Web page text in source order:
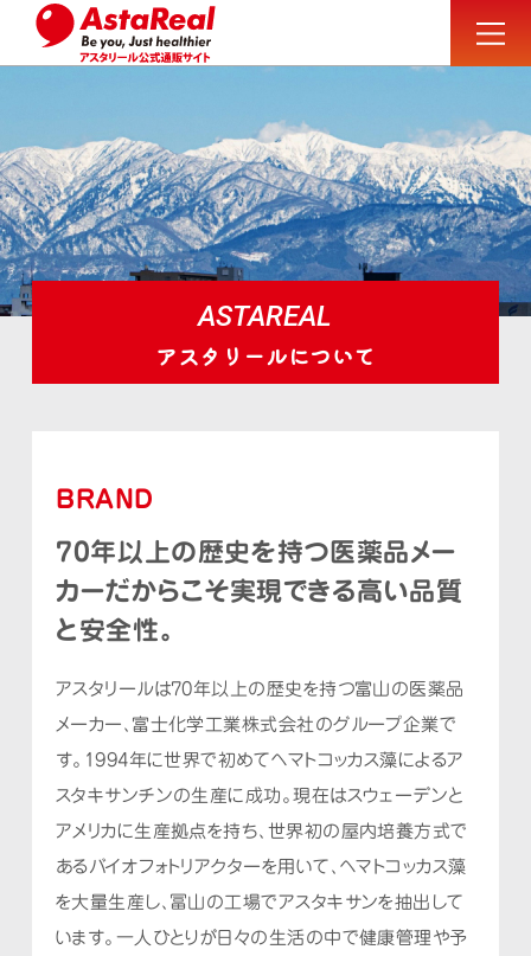
ASTAREAL
アスタリールについて
BRAND
70年以上の歴史を持つ医薬品メー
カーだからこそ実現できる高い品質
と安全性。
アスタリールは70年以上の歴史を持つ富山の医薬品
メーカー、富士化学工業株式会社のグループ企業で
す。 1994年に世界で初めてヘマトコッカス藻によるア
スタキサンチンの生産に成功。 現在はスウェーデンと
アメリカに生産拠点を持ち、世界初の屋内培養方式で
あるバイオフォトリアクターを用いて、 ヘマトコッカス藻
を大量生産し、冨山の工場でアスタキサンを抽出して
います。 一人ひとりが日々の生活の中で健康管理や予